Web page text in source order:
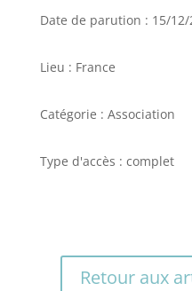
Date de parution : 15/12/
Lieu : France
Catégorie : Association
Type d'accès : complet
Retour aux